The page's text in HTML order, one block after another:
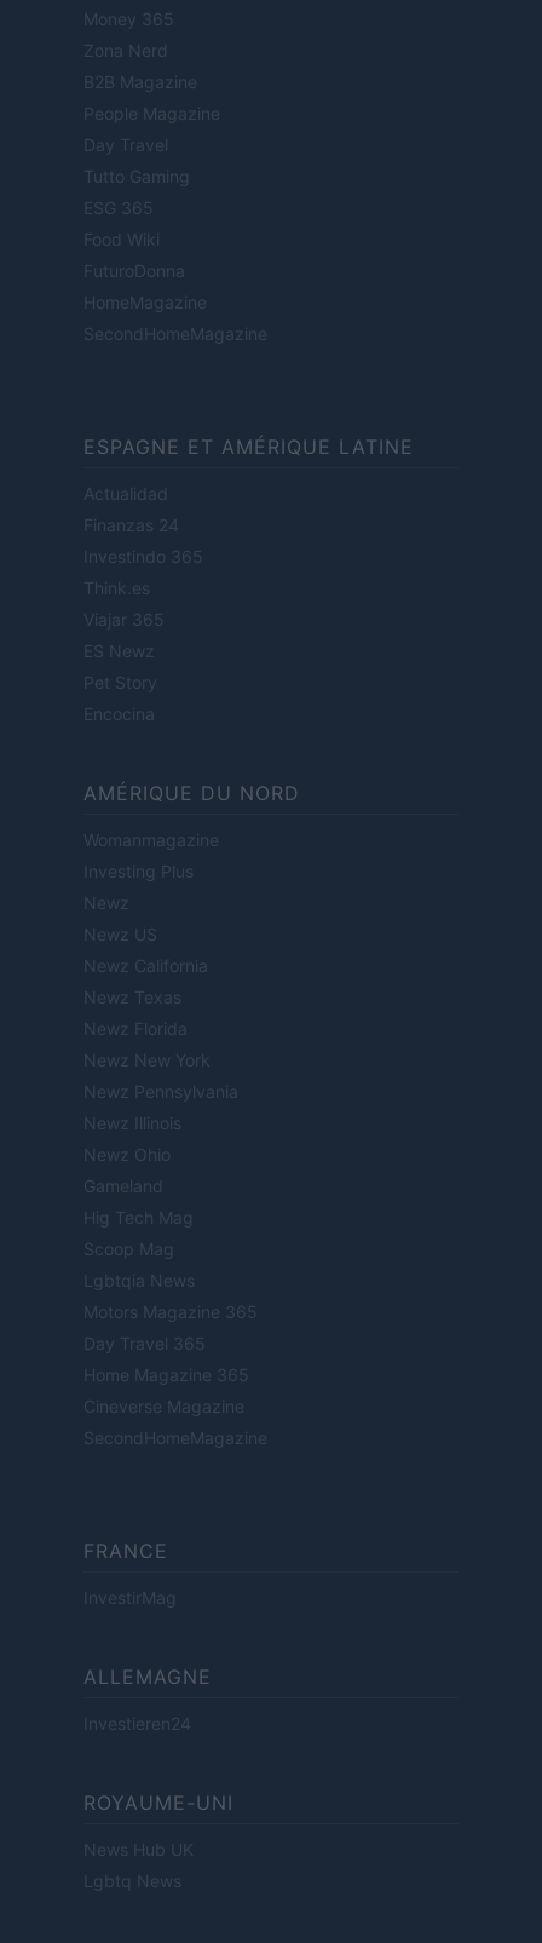
Money 365
Zona Nerd
B2B Magazine
People Magazine
Day Travel
Tutto Gaming
ESG 365
Food Wiki
FuturoDonna
HomeMagazine
SecondHomeMagazine
ESPAGNE ET AMÉRIQUE LATINE
Actualidad
Finanzas 24
Investindo 365
Think.es
Viajar 365
ES Newz
Pet Story
Encocina
AMÉRIQUE DU NORD
Womanmagazine
Investing Plus
Newz
Newz US
Newz California
Newz Texas
Newz Florida
Newz New York
Newz Pennsylvania
Newz Illinois
Newz Ohio
Gameland
Hig Tech Mag
Scoop Mag
Lgbtqia News
Motors Magazine 365
Day Travel 365
Home Magazine 365
Cineverse Magazine
SecondHomeMagazine
FRANCE
InvestirMag
ALLEMAGNE
Investieren24
ROYAUME-UNI
News Hub UK
Lgbtq News